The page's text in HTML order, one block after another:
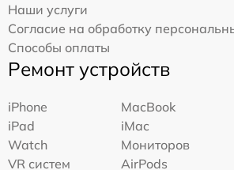
Наши услуги
Согласие на обработку
Способы оплаты
Ремонт устройств
iPhone
MacBook
iPad
iMac
Watch
Мониторов
VR систем
AirPods